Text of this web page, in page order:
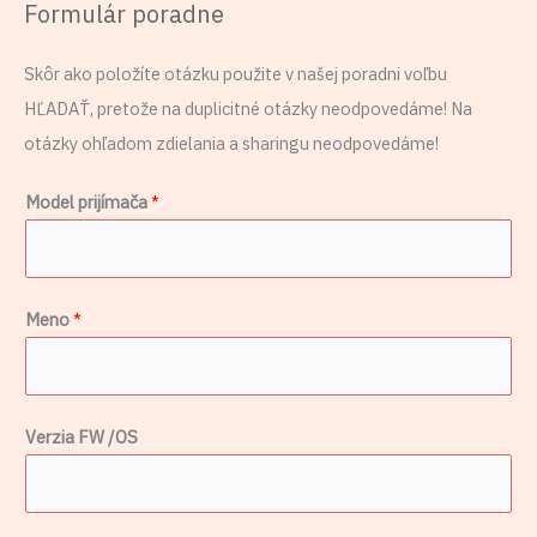
Formulár poradne
Skôr ako položíte otázku použite v našej poradni voľbu
HĽADAŤ, pretože na duplicitné otázky neodpovedáme! Na
otázky ohľadom zdielania a sharingu neodpovedáme!
Model prijímača*
Meno*
Verzia FW /OS